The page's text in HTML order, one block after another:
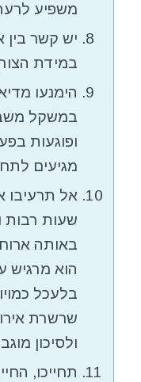
משפיע
יש קשר בין
במידת
הימנעו
במשקל
ופוגעות
מגיעים
אל תרעיבו
שעות רבות
באותה
הוא מרגיש
בלעכל
שרשרת
ולסיכון
תחייכו,